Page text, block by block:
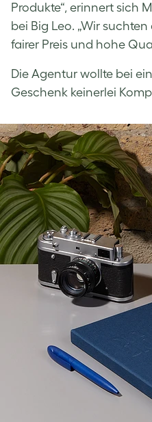
Produkte“, erinnert sich
bei Big Leo. „Wir
fairer Preis und hohe
Die Agentur wollte bei
Geschenk keinerlei